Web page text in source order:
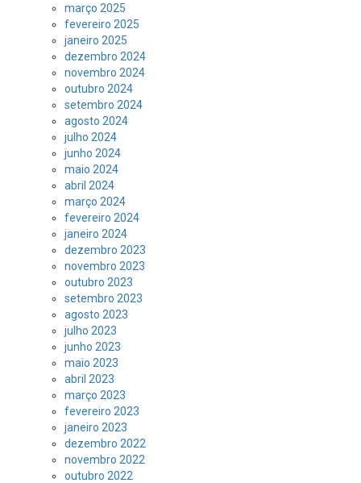
março 2025
fevereiro 2025
janeiro 2025
dezembro 2024
novembro 2024
outubro 2024
setembro 2024
agosto 2024
julho 2024
junho 2024
maio 2024
abril 2024
março 2024
fevereiro 2024
janeiro 2024
dezembro 2023
novembro 2023
outubro 2023
setembro 2023
agosto 2023
julho 2023
junho 2023
maio 2023
abril 2023
março 2023
fevereiro 2023
janeiro 2023
dezembro 2022
novembro 2022
outubro 2022